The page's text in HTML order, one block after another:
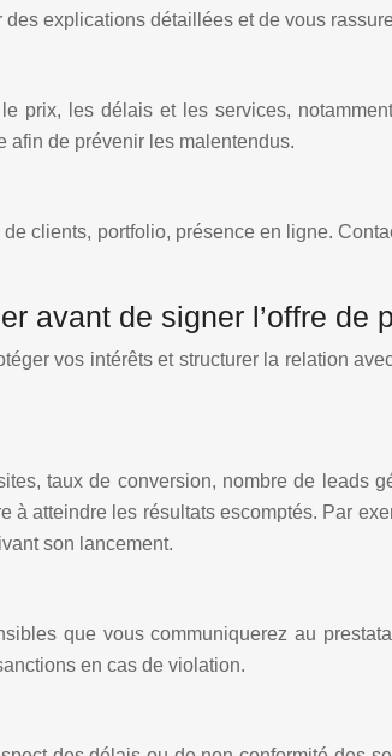
explications détaillées et de vous
prix, les délais et les services,
afin de prévenir les malentendus.
clients, portfolio, présence en ligne.
avant de signer l’offre de
vos intérêts et structurer la relation
taux de conversion, nombre de leads
à atteindre les résultats escomptés. Par
son lancement.
que vous communiquerez au
en cas de violation.